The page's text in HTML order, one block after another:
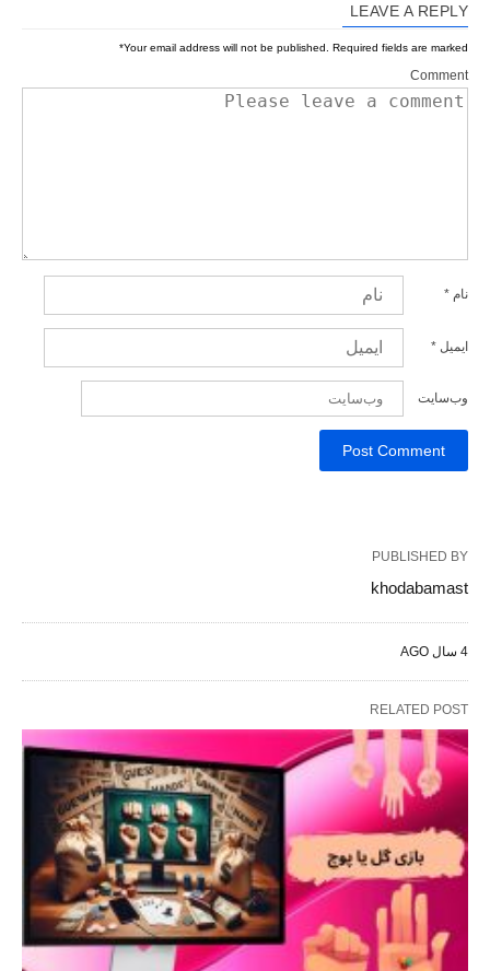
LEAVE A REPLY
Your email address will not be published. Required fields are marked
*
Comment
نام *
ایمیل *
وب‌سایت
PUBLISHED BY
khodabamast
4 سال AGO
RELATED POST